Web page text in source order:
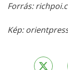
Forrás:
Kép: